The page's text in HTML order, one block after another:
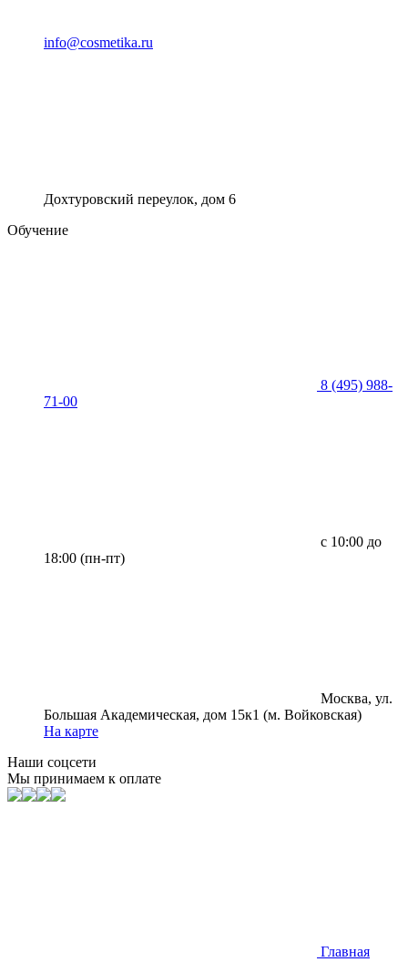
info@cosmetika.ru
Дохтуровский переулок, дом 6
Обучение
8 (495) 988-
71-00
с 10:00 до
18:00 (пн-пт)
Москва, ул.
Большая Академическая, дом 15к1 (м. Войковская)
На карте
Наши соцсети
Мы принимаем к оплате
Главная